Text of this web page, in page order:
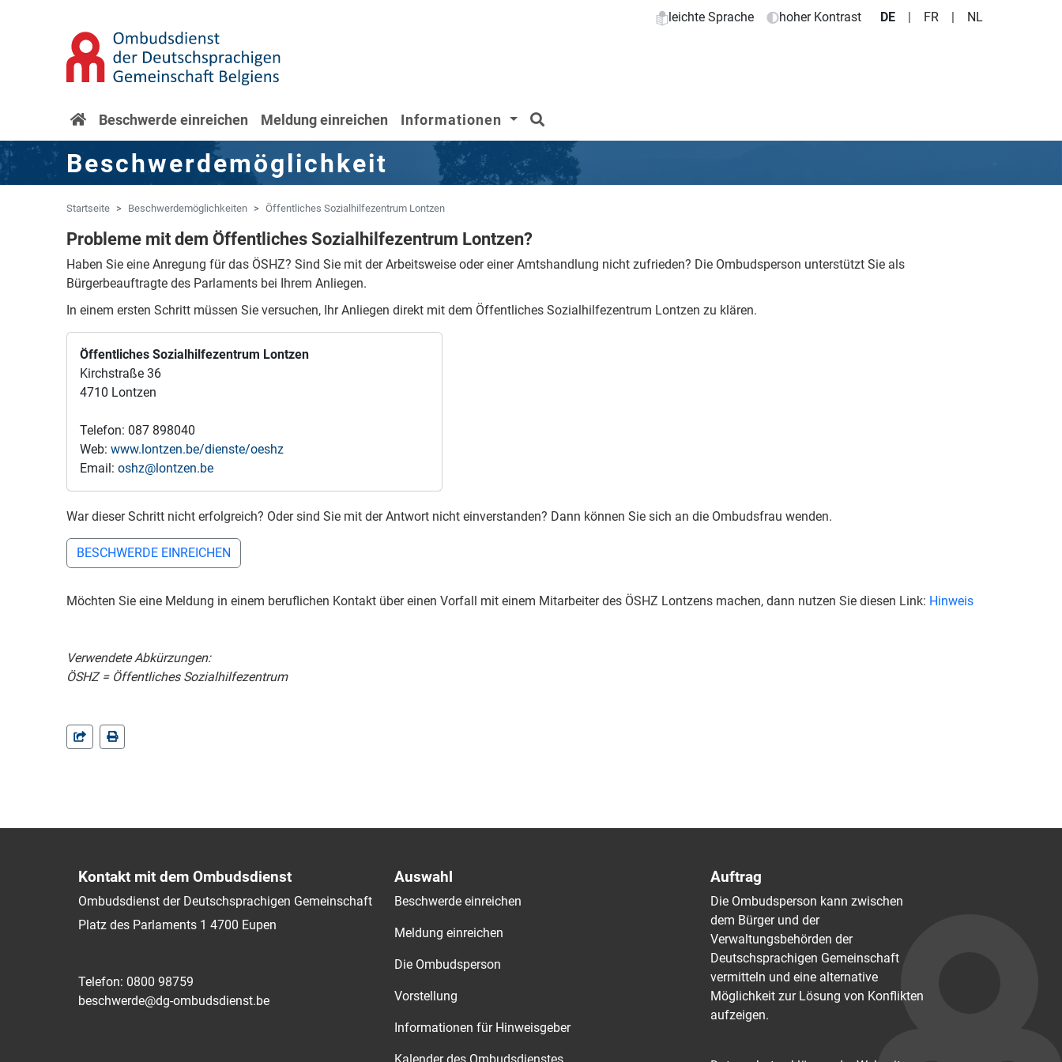
Zur Navigation springen
leichte Sprache hoher Kontrast DE | FR | NL
Startseite
Beschwerde einreichen Meldung einreichen Informationen
Beschwerdemöglichkeit
Startseite Beschwerdemöglichkeiten Öffentliches Sozialhilfezentrum Lontzen
Probleme mit dem Öffentliches Sozialhilfezentrum Lontzen?
Haben Sie eine Anregung für das ÖSHZ? Sind Sie mit der Arbeitsweise oder einer Amtshandlung nicht zufrieden? Die Ombudsperson unterstützt Sie als
Bürgerbeauftragte des Parlaments bei Ihrem Anliegen.
In einem ersten Schritt müssen Sie versuchen, Ihr Anliegen direkt mit dem Öffentliches Sozialhilfezentrum Lontzen zu klären.
Öffentliches Sozialhilfezentrum Lontzen
Kirchstraße 36
4710 Lontzen
Telefon: 087 898040
Web: www.lontzen.be/dienste/oeshz
Email: oshz@lontzen.be
War dieser Schritt nicht erfolgreich? Oder sind Sie mit der Antwort nicht einverstanden? Dann können Sie sich an die Ombudsfrau wenden.
BESCHWERDE EINREICHEN
Möchten Sie eine Meldung in einem beruflichen Kontakt über einen Vorfall mit einem Mitarbeiter des ÖSHZ Lontzens machen, dann nutzen Sie diesen Link: Hinweis
Verwendete Abkürzungen:
ÖSHZ = Öffentliches Sozialhilfezentrum
Kontakt mit dem Ombudsdienst
Ombudsdienst der Deutschsprachigen Gemeinschaft
Platz des Parlaments 1 4700 Eupen
Telefon: 0800 98759
beschwerde@dg-ombudsdienst.be
Auswahl
Beschwerde einreichen
Meldung einreichen
Die Ombudsperson
Vorstellung
Informationen für Hinweisgeber
Auftrag
Die Ombudsperson kann zwischen
dem Bürger und der
Verwaltungsbehörden der
Deutschsprachigen Gemeinschaft
vermitteln und eine alternative
Möglichkeit zur Lösung von Konflikten
aufzeigen.